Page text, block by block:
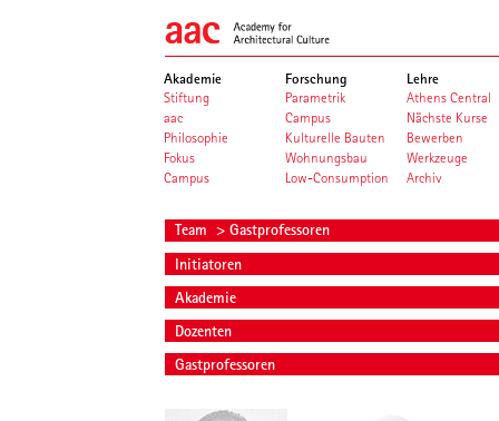
Akademie
Stiftung
aac
Philosophie
Fokus
Campus
Forschung
Parametrik
Campus
Kulturelle Bauten
Wohnungsbau
Low-Consumption
Lehre
Athens Central
Nächste Kurse
Bewerben
Werkzeuge
Archiv
Team > Gastprofessoren
Initiatoren
Akademie
Dozenten
Gastprofessoren